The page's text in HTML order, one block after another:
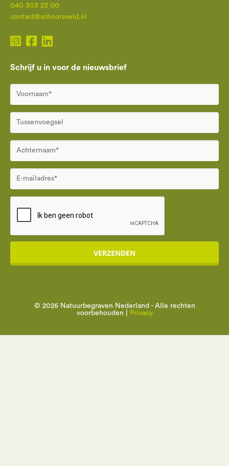
040 303 23 00
contact@schoorsveld.nl
Schrijf u in voor de nieuwsbrief
VERZENDEN
© 2026 Natuurbegraven Nederland - Alle rechten
voorbehouden |
Privacy